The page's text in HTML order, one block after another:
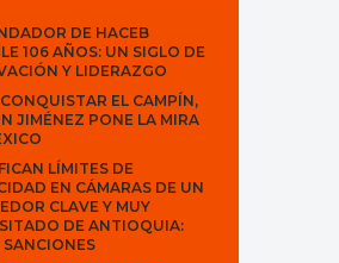
DE HACEB
106 AÑOS: UN SIGLO DE
Y LIDERAZGO
EL CAMPÍN,
JIMÉNEZ PONE LA MIRA
LÍMITES DE
EN CÁMARAS DE UN
CLAVE Y MUY
DE ANTIOQUIA:
SANCIONES